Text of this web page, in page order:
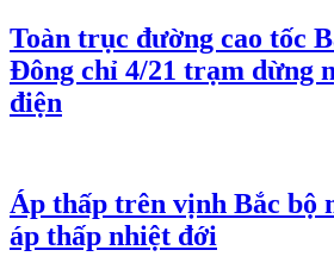
Toàn trục đường cao tốc
Đông chỉ 4/21 trạm dừng
điện
Áp thấp trên vịnh Bắc bộ
áp thấp nhiệt đới